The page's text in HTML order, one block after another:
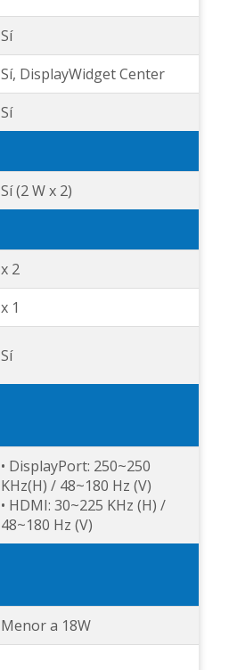
Sí
Sí, DisplayWidget Center
Sí
Sí (2 W x 2)
x 2
x 1
Sí
• DisplayPort: 250~250
KHz(H) / 48~180 Hz (V)
• HDMI: 30~225 KHz (H) /
48~180 Hz (V)
Menor a 18W